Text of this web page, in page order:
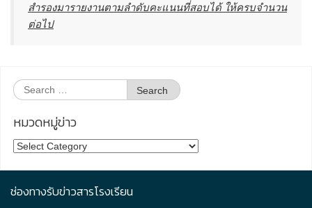
สำรองมารายงานตามลำดับคะแนนที่สอบได้ ให้ครบจำนวน
ต่อไป
Search
for:
หมวดหมู่ข่าว
หมวด
ช่องทางรับข่าวสารโรงเรียน